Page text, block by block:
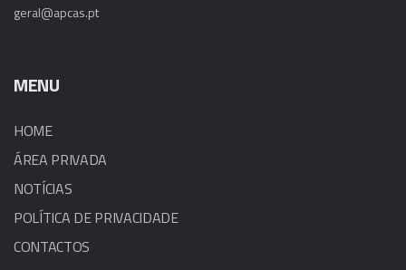
geral@apcas.pt
MENU
HOME
ÁREA PRIVADA
NOTÍCIAS
POLÍTICA DE PRIVACIDADE
CONTACTOS